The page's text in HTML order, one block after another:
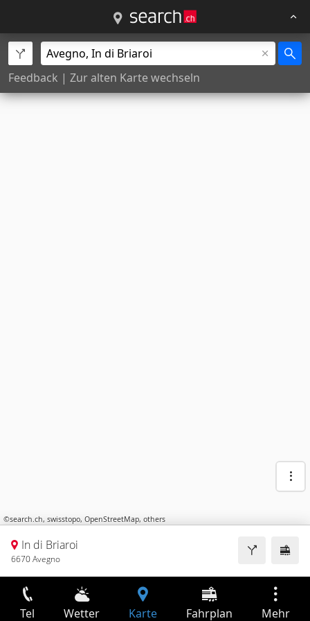
Feedback | Zur alten Karte wechseln
©search.ch, swisstopo, OpenStreetMap, others
In di Briaroi
6670 Avegno
Tel Wetter Karte Fahrplan Mehr